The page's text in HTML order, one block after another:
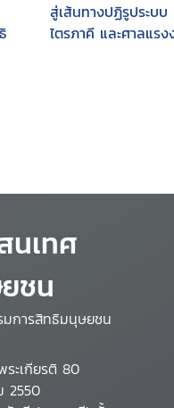
สู่เส้นทางปฏิรูประบบ
ไตรภาคี และศาลแรง
นเทศ
ชน
การสิทธิมนุษยชน
ระเกียรติ 80
2550